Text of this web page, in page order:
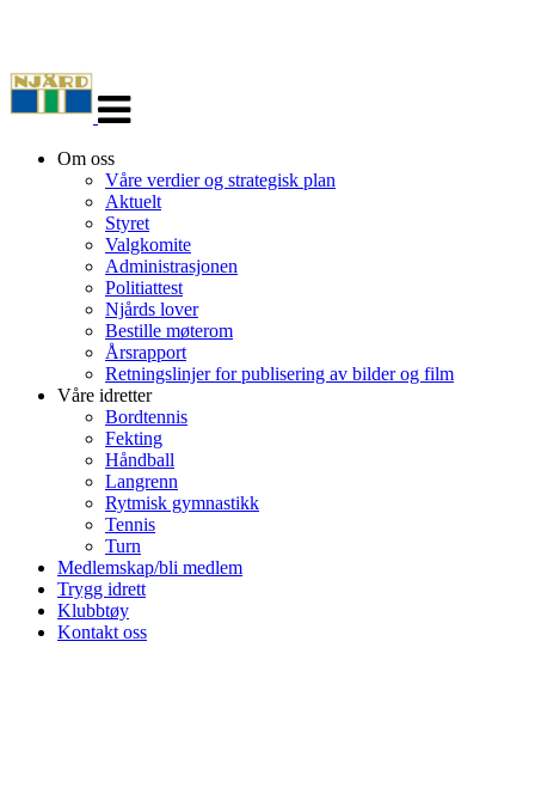
navigasjon
Om oss
Våre verdier og strategisk plan
Aktuelt
Styret
Valgkomite
Administrasjonen
Politiattest
Njårds lover
Bestille møterom
Årsrapport
Retningslinjer for publisering av bilder og film
Våre idretter
Bordtennis
Fekting
Håndball
Langrenn
Rytmisk gymnastikk
Tennis
Turn
Medlemskap/bli medlem
Trygg idrett
Klubbtøy
Kontakt oss